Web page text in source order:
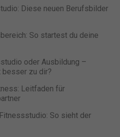
Diese neuen Berufsbilder
So startest du deine
oder Ausbildung –
zu dir?
Leitfaden für
So sieht der
lassen und so nur bestimmte
Speichern
Cookies akzeptieren
grundlegende Funktionen und sind
Website erforderlich.